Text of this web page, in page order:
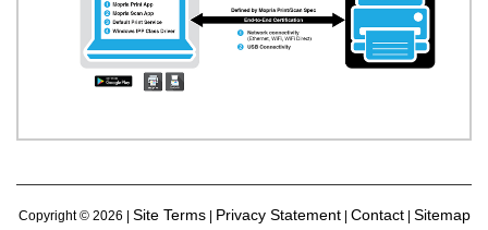
Copyright © 2026 | Site Terms| Privacy Statement| Contact| Sitemap